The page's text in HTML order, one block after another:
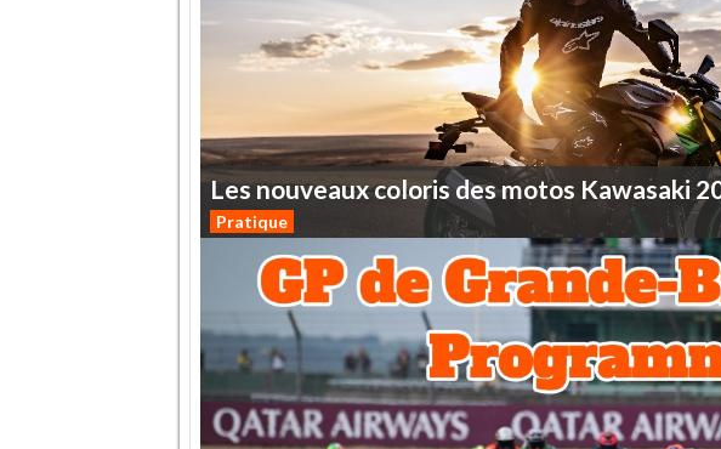
Lesnouveauxcoloris desmotos Kawasaki
Pratique